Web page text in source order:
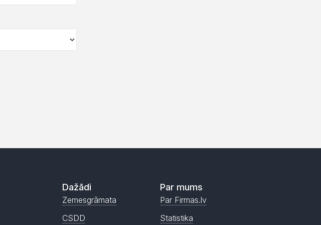
Dažādi
Zemesgrāmata
CSDD
Par mums
Par Firmas.lv
Statistika